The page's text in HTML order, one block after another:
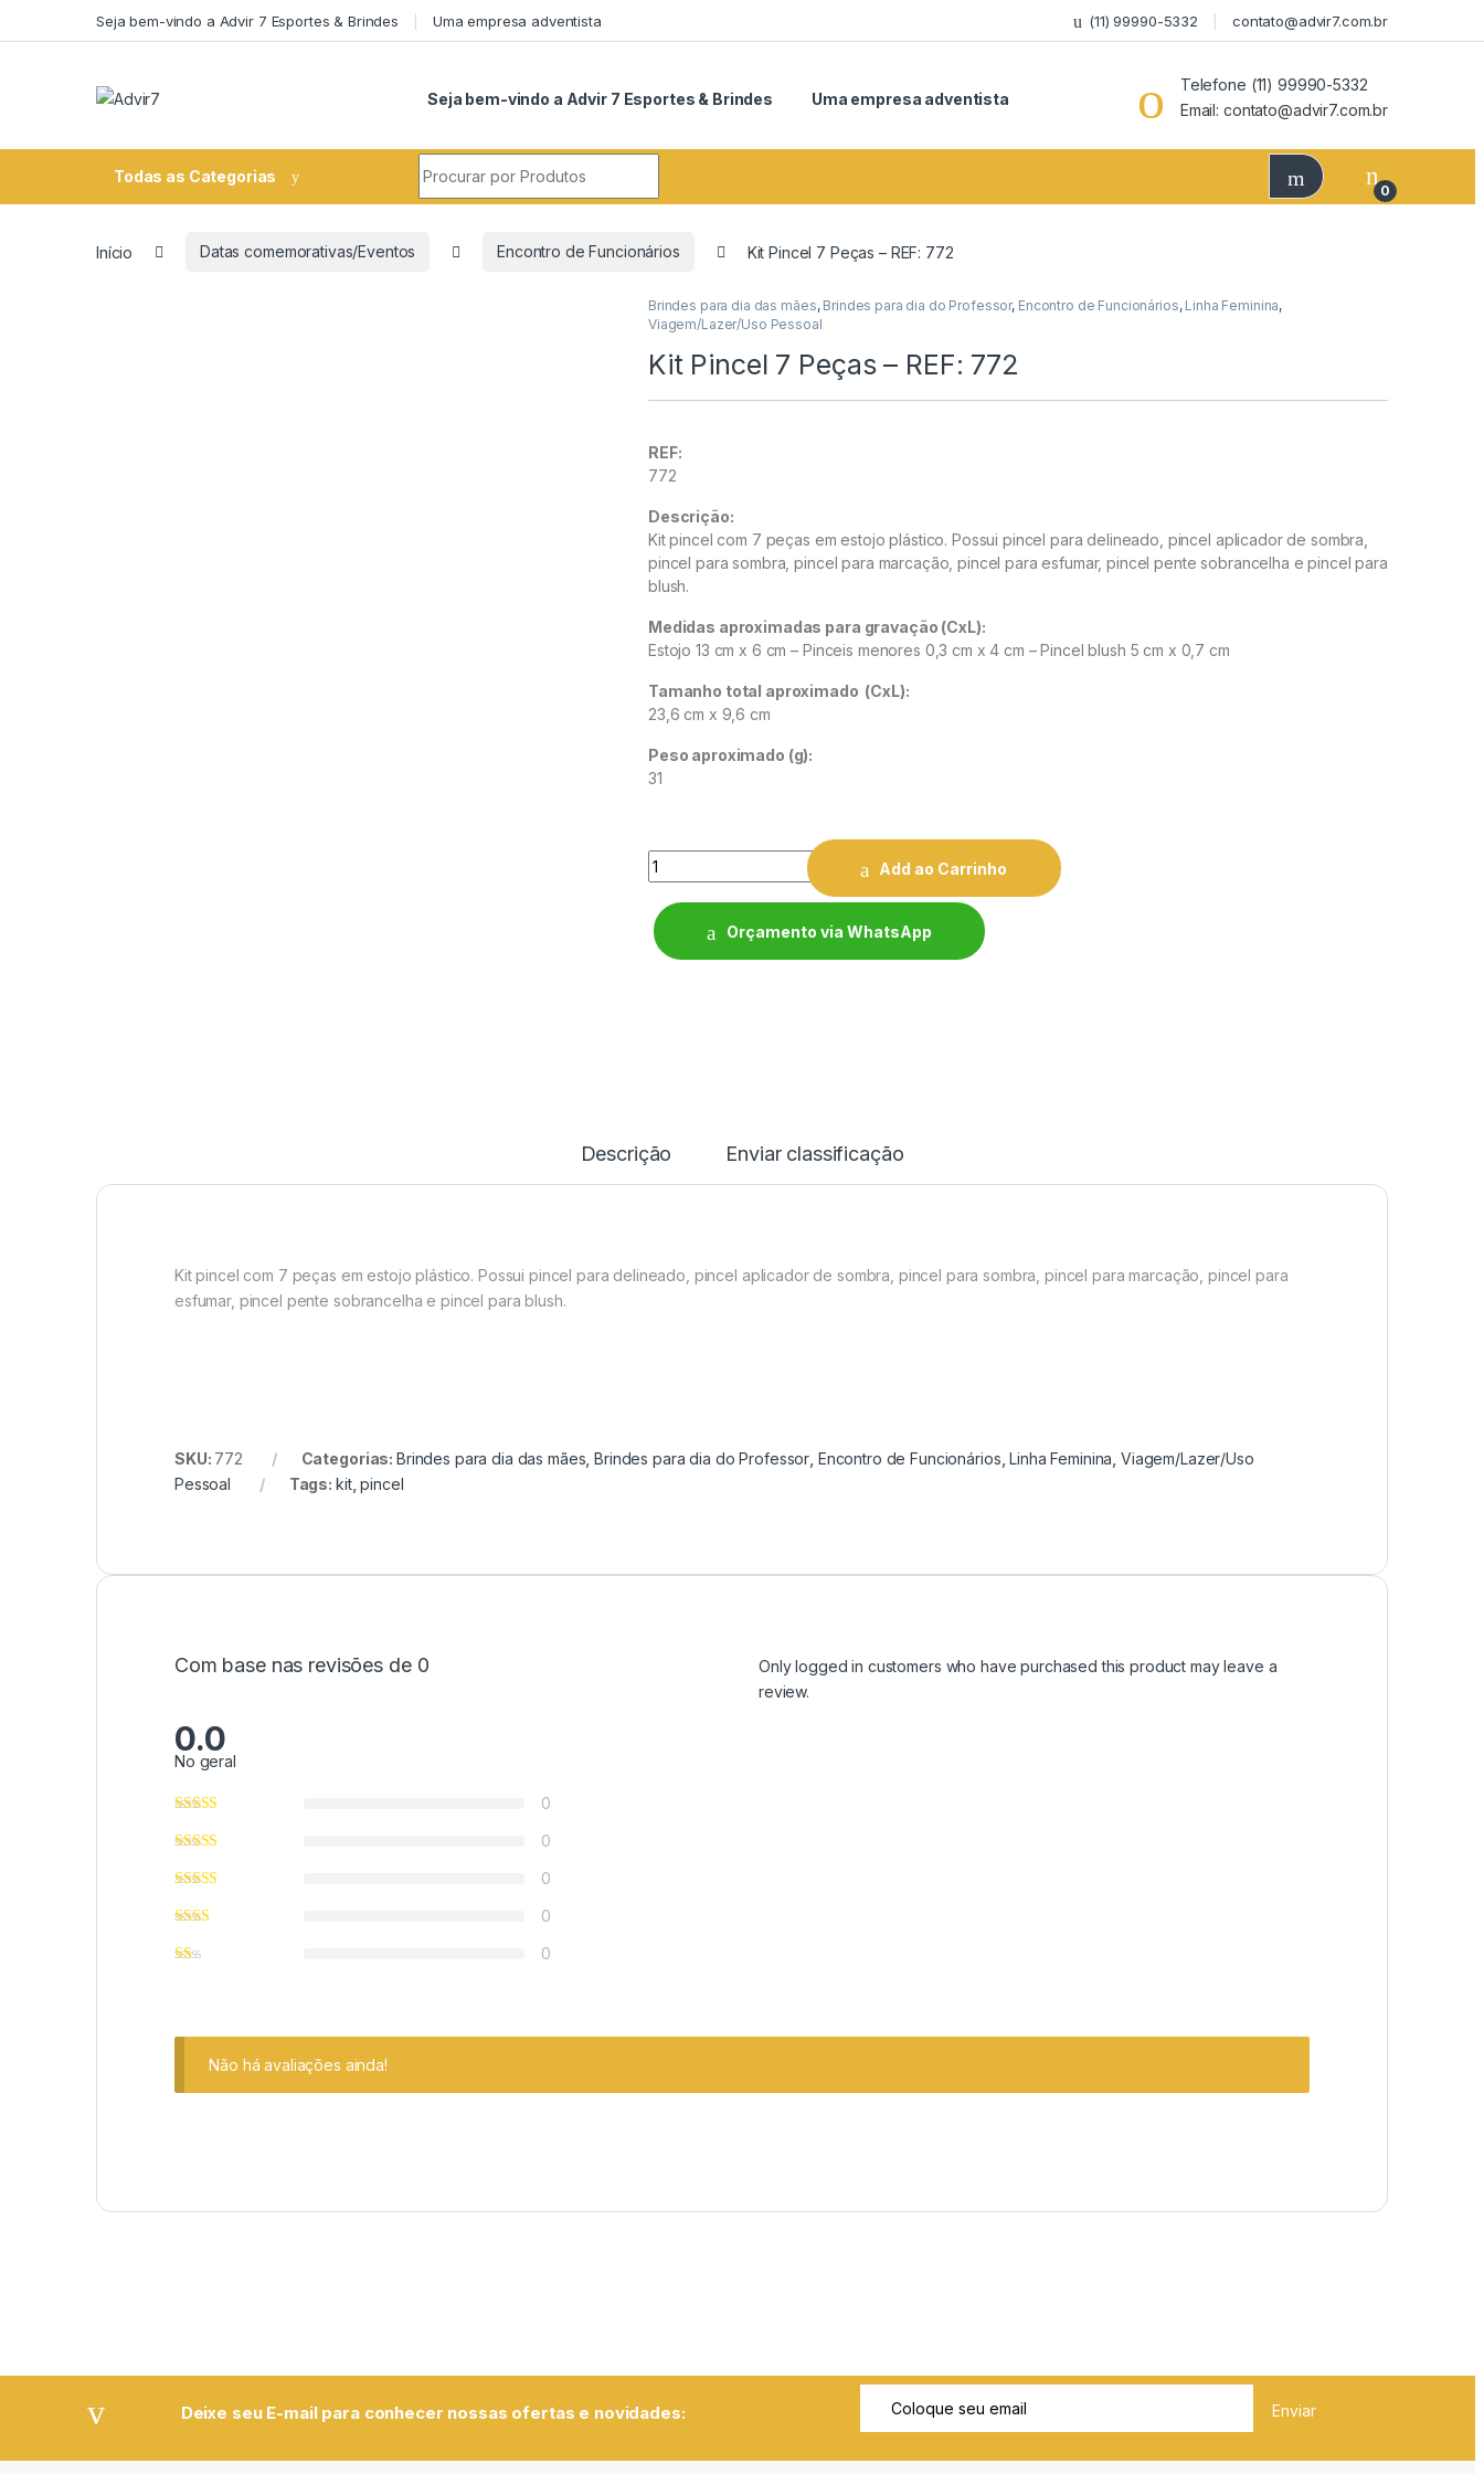
Seja bem-vindo a Advir 7 Esportes & Brindes Uma empresa adventista (11) 99990-5332 contato@advir7.com.br
Seja bem-vindo a Advir 7 Esportes & Brindes Uma empresa adventista
Telefone (11) 99990-5332
Email: contato@advir7.com.br
Todas as Categorias
0
Início Datas comemorativas/Eventos Encontro de Funcionários Kit Pincel 7 Peças – REF: 772
Brindes para dia das mães, Brindes para dia do Professor, Encontro de Funcionários, Linha Feminina,
Viagem/Lazer/Uso Pessoal
Kit Pincel 7 Peças – REF: 772
REF:
772
Descrição:
Kit pincel com 7 peças em estojo plástico. Possui pincel para delineado, pincel aplicador de sombra,
pincel para sombra, pincel para marcação, pincel para esfumar, pincel pente sobrancelha e pincel para
blush.
Medidas aproximadas para gravação (CxL):
Estojo 13 cm x 6 cm – Pinceis menores 0,3 cm x 4 cm – Pincel blush 5 cm x 0,7 cm
Tamanho total aproximado (CxL):
23,6 cm x 9,6 cm
Peso aproximado (g):
31
Quantity
Add ao Carrinho
Orçamento via WhatsApp
Descrição Enviar classificação
Kit pincel com 7 peças em estojo plástico. Possui pincel para delineado, pincel aplicador de sombra, pincel para sombra, pincel para marcação, pincel para
esfumar, pincel pente sobrancelha e pincel para blush.
SKU: 772 Categorias: Brindes para dia das mães ,Brindes para dia do Professor Encontro de Funcionários ,Linha Feminina ,Viagem/Lazer/Uso
Pessoal
Tags: kit,pincel
Com base nas revisões de 0
0.0
No geral
0
0
0
0
0
Only logged in customers who have purchased this product may leave a
review.
Não há avaliações ainda!
Deixe seu E-mail para conhecer nossas ofertas e novidades: